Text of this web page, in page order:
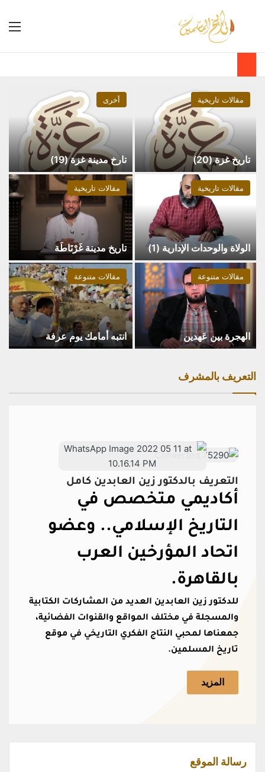
مقالات تاريخية
تاريخ غزة (20)
أخرى
تارخ مدينة غزة (19)
مقالات تاريخية
الولاة والوحدات الإدارية (1)
مقالات تاريخية
تاريخ مدينة غَرْنَاطَة
مقالات متنوعة
الهجرة بين عَهدين
مقالات متنوعة
انتبه أمامك يوم عرفة
التعريف بالمشرف
التعريف بالدكتور زين العابدين كامل
أكاديمي متخصص في
التاريخ الإسلامي.. وعضو
اتحاد المؤرخين العرب
بالقاهرة.
للدكتور زين العابدين العديد من المشاركات الكتابية
والمسجلة في مختلف المواقع والقنوات الفضائية،
جمعناها لمحبي النتاج الفكري التاريخي في موقع
تاريخ المسلمين.
المزيد
رسالة الموقع